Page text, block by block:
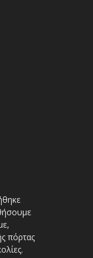
πόρτας